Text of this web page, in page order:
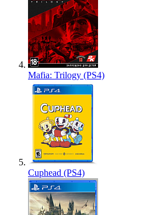
Mafia: Trilogy (PS4)
Cuphead (PS4)